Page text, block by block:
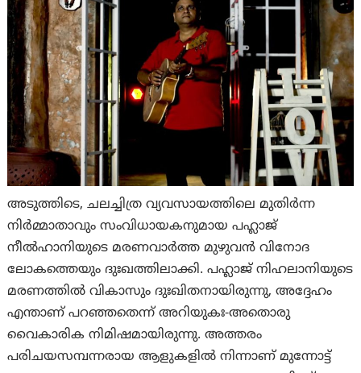
അടുത്തിടെ, ചലച്ചിത്ര വ്യവസായത്തിലെ മുതിർന്ന
നിർമ്മാതാവും സംവിധായകനുമായ പഹ്ലാജ്
നീൽഹാനിയുടെ മരണവാർത്ത മുഴുവൻ വിനോദ
ലോകത്തെയും ദുഃഖത്തിലാക്കി. പഹ്ലാജ് നിഹലാനിയുടെ
മരണത്തിൽ വികാസും ദുഃഖിതനായിരുന്നു, അദ്ദേഹം
എന്താണ് പറഞ്ഞതെന്ന് അറിയുകഃ-അതൊരു
വൈകാരിക നിമിഷമായിരുന്നു. അത്തരം
പരിചയസമ്പന്നരായ ആളുകളിൽ നിന്നാണ് മുന്നോട്ട്